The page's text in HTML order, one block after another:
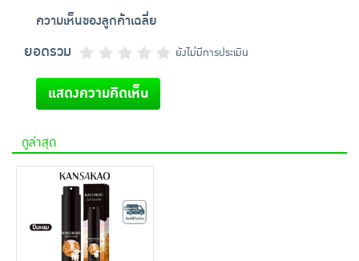
ความเห็นของลูกค้าเฉลี่ย
ยอดรวม ยังไม่มีการประเมิน
แสดงความคิดเห็น
ดูล่าสุด